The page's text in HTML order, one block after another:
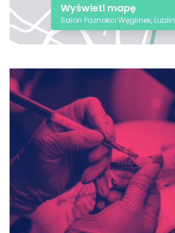
Wyświetl mapę
Salon Paznokci Węglinek, Lublin